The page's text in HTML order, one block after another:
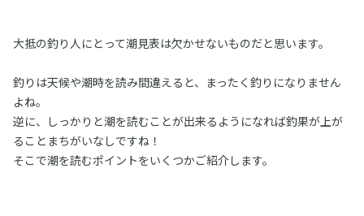
大抵の釣り人にとって潮見表は欠かせないものだと思います。
釣りは天候や潮時を読み間違えると、まったく釣りになりません
よね。
逆に、しっかりと潮を読むことが出来るようになれば釣果が上が
ることまちがいなしですね！
そこで潮を読むポイントをいくつかご紹介します。